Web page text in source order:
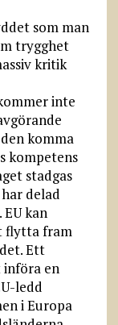
som man
trygghet
kritik
inte
komma
kompetens
stadgas
delad
kan
flytta fram
Ett
en
ledd
i Europa